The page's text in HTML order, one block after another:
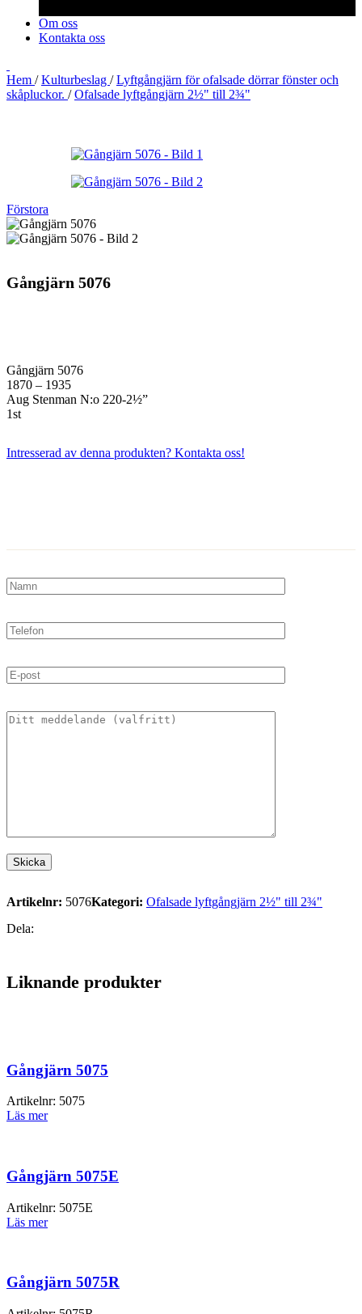
Om oss
Kontakta oss
Hem / Kulturbeslag / Lyftgångjärn för ofalsade dörrar fönster och
skåpluckor. / Ofalsade lyftgångjärn 2½" till 2¾"
Förstora
Gångjärn 5076
Gångjärn 5076
1870 – 1935
Aug Stenman N:o 220-2½”
1st
Intresserad av denna produkten? Kontakta oss!
Artikelnr: 5076Kategori: Ofalsade lyftgångjärn 2½" till 2¾"
Dela:
Liknande produkter
Gångjärn 5075
Artikelnr: 5075
Läs mer
Gångjärn 5075E
Artikelnr: 5075E
Läs mer
Gångjärn 5075R